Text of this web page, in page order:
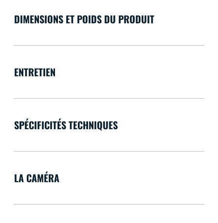
DIMENSIONS ET POIDS DU PRODUIT
ENTRETIEN
SPÉCIFICITÉS TECHNIQUES
LA CAMÉRA